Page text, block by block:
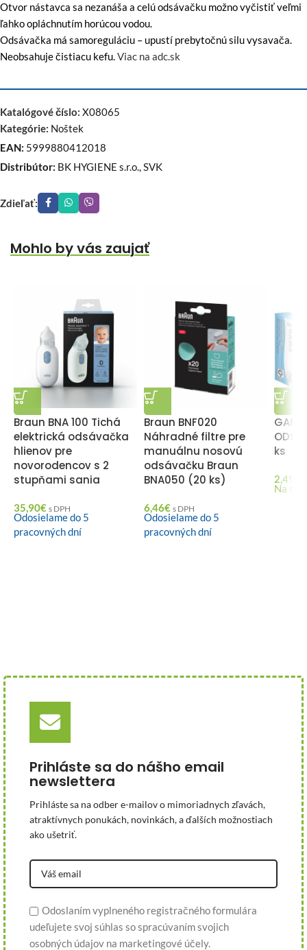
Otvor nástavca sa nezanáša a celú odsávačku možno vyčistiť veľmi
ľahko opláchnutím horúcou vodou.
Odsávačka má samoreguláciu – upustí prebytočnú silu vysavača.
Neobsahuje čistiacu kefu.Viac na adc.sk
Katalógové číslo: X08065
Kategórie: Noštek
EAN: 5999880412018
Distribútor: BK HYGIENE s.r.o., SVK
Zdieľať:
Mohlo by vás zaujať
Braun BNA 100 Tichá
elektrická odsávačka
hlienov pre
novorodencov s 2
stupňami sania
35,90€ s DPH
Odosielame do 5
pracovných dní
Braun BNF020
Náhradné filtre pre
manuálnu nosovú
odsávačku Braun
BNA050 (20 ks)
6,46€ s DPH
Odosielame do 5
pracovných dní
ks
2,49
Na
Prihláste sa do nášho email
newslettera
Prihláste sa na odber e-mailov o mimoriadnych zľavách,
atraktívnych ponukách, novinkách, a ďalších možnostiach
ako ušetriť.
Odoslaním vyplneného registračného formulára
udeľujete svoj súhlas so spracúvaním svojich
osobných údajov na marketingové účely.